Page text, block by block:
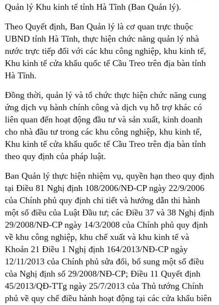
Quản lý Khu kinh tế tỉnh Hà Tĩnh (Ban Quản lý).
Theo Quyết định, Ban Quản lý là cơ quan trực thuộc
UBND tỉnh Hà Tĩnh, thực hiện chức năng quản lý nhà
nước trực tiếp đối với các khu công nghiệp, khu kinh tế,
Khu kinh tế cửa khẩu quốc tế Cầu Treo trên địa bàn tỉnh
Hà Tĩnh.
Đồng thời, quản lý và tổ chức thực hiện chức năng cung
ứng dịch vụ hành chính công và dịch vụ hỗ trợ khác có
liên quan đến hoạt động đầu tư và sản xuất, kinh doanh
cho nhà đầu tư trong các khu công nghiệp, khu kinh tế,
Khu kinh tế cửa khẩu quốc tế Cầu Treo trên địa bàn tỉnh
theo quy định của pháp luật.
Ban Quản lý thực hiện nhiệm vụ, quyền hạn theo quy định
tại Điều 81 Nghị định 108/2006/NĐ-CP ngày 22/9/2006
của Chính phủ quy định chi tiết và hướng dẫn thi hành
một số điều của Luật Đầu tư; các Điều 37 và 38 Nghị định
29/2008/NĐ-CP ngày 14/3/2008 của Chính phủ quy định
về khu công nghiệp, khu chế xuất và khu kinh tế và
Khoản 21 Điều 1 Nghị định 164/2013/NĐ-CP ngày
12/11/2013 của Chính phủ sửa đổi, bổ sung một số điều
của Nghị định số 29/2008/NĐ-CP; Điều 11 Quyết định
45/2013/QĐ-TTg ngày 25/7/2013 của Thủ tướng Chính
phủ về quy chế điều hành hoạt động tại các cửa khẩu biên